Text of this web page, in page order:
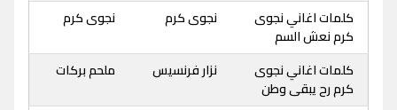
كلمات اغاني نجوى
كرم نعش السم
نجوى كرم نجوى كرم
كلمات اغاني نجوى
كرم رح يبقى وطن
نزار فرنسيس ملحم بركات